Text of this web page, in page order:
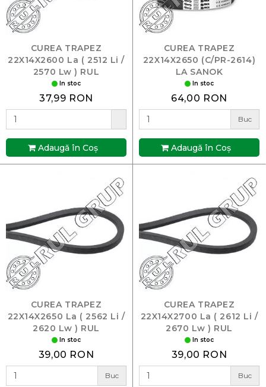
CUREA TRAPEZ
22X14X2600 La ( 2512 Li /
2570 Lw ) RUL
In stoc
37,99 RON
Adaugă în Coş
CUREA TRAPEZ
22X14X2650 (C/PR-2614)
LA SANOK
In stoc
64,00 RON
Buc
Adaugă în Coş
CUREA TRAPEZ
22X14X2650 La ( 2562 Li /
2620 Lw ) RUL
In stoc
39,00 RON
Buc
CUREA TRAPEZ
22X14X2700 La ( 2612 Li /
2670 Lw ) RUL
In stoc
39,00 RON
Buc